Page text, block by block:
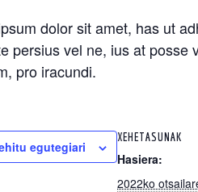
dolor sit amet, has ut
persius vel ne, ius at posse
pro iracundi.
egutegiari
XEHETASUNAK
Hasiera:
2022ko